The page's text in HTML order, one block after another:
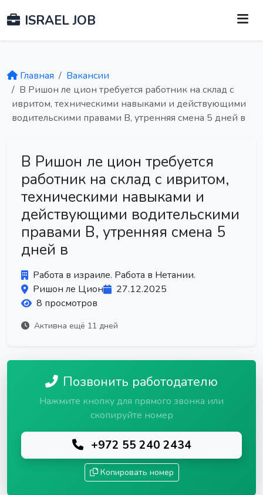
ISRAEL JOB
Главная
Вакансии
В Ришон ле цион требуется работник на склад с
ивритом, техническими навыками и действующими
водительскими правами B, утренняя смена 5 дней в
В Ришон ле цион требуется
работник на склад с ивритом,
техническими навыками и
действующими водительскими
правами B, утренняя смена 5
дней в
Работа в израиле. Работа в Нетании.
Ришон ле Цион
27.12.2025
8 просмотров
Активна ещё 11 дней
Позвонить работодателю
Нажмите кнопку для прямого звонка или
скопируйте номер
+972 55 240 2434
Копировать номер